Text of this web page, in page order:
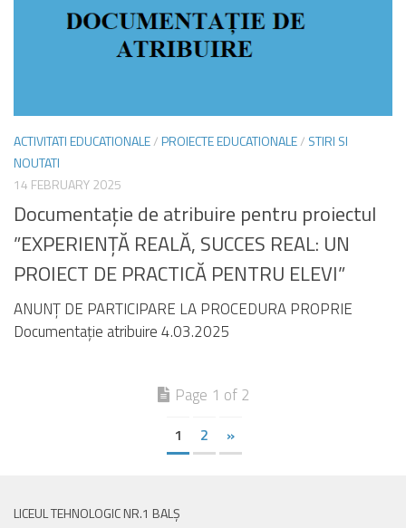
ACTIVITATI EDUCATIONALE/PROIECTE EDUCATIONALE/ STIRI SI
NOUTATI
14 FEBRUARY 2025
Documentație de atribuire pentru proiectul
”EXPERIENȚĂ REALĂ, SUCCES REAL: UN
PROIECT DE PRACTICĂ PENTRU ELEVI”
ANUNȚ DE PARTICIPARE LA PROCEDURA PROPRIE
Documentație atribuire 4.03.2025
Page 1 of 2
1 2 »
LICEUL TEHNOLOGIC NR.1 BALȘ